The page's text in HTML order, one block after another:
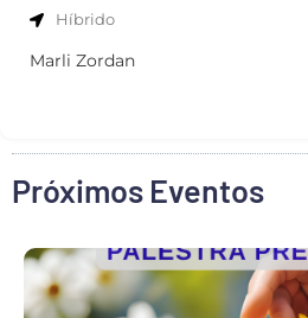
Híbrido
Marli Zordan
Próximos Eventos